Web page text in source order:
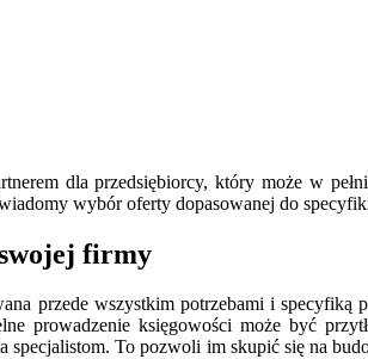
dla przedsiębiorcy, który może w
wybór oferty dopasowanej do
firmy
przede wszystkim potrzebami i specyfiką
prowadzenie księgowości może być
specjalistom. To pozwoli im skupić się na